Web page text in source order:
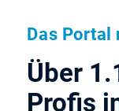
Das Portal
Über
Profis